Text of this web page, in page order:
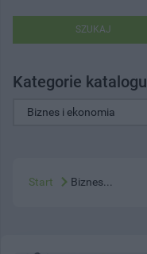
SZUKAJ
Kategorie katalogu
Start Biznes...